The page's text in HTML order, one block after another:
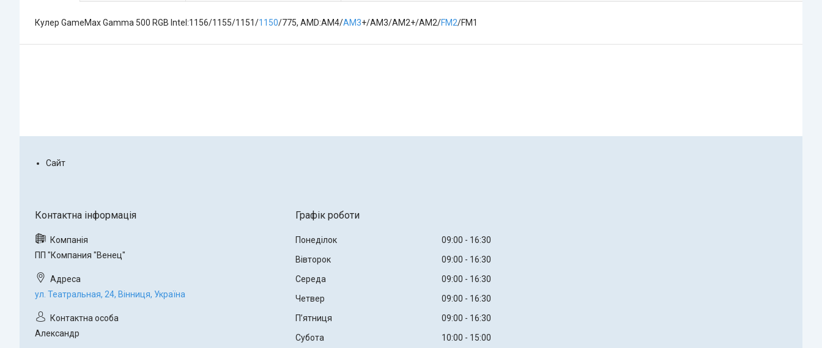
Кулер GameMax Gamma 500 RGB Intel:1156/1155/1151/1150/775, AMD:AM4/AM3+/AM3/AM2+/AM2/FM2/FM1
Сайт
ПП "Компания "Венец"
ул. Театральная, 24, Вінниця, Україна
Александр
Графік роботи
Понеділок 09:00
16:30
Вівторок
09:00
16:30
Середа
09:00
16:30
Четвер
09:00
16:30
Пʼятниця
09:00
16:30
Субота
10:00
15:00